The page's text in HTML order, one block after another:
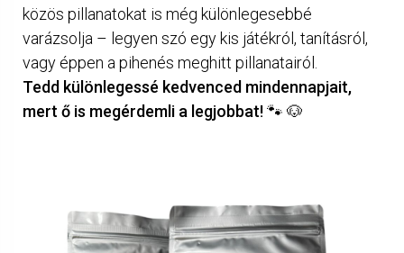
közös pillanatokat is még különlegesebbé
varázsolja – legyen szó egy kis játékról, tanításról,
vagy éppen a pihenés meghitt pillanatairól.
Tedd különlegessé kedvenced mindennapjait,
mert ő is megérdemli a legjobbat!🐾 🐶